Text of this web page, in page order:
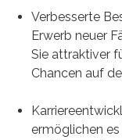
Verbesserte
Erwerb neuer
Sie attraktiver
Chancen auf
ermöglichen es